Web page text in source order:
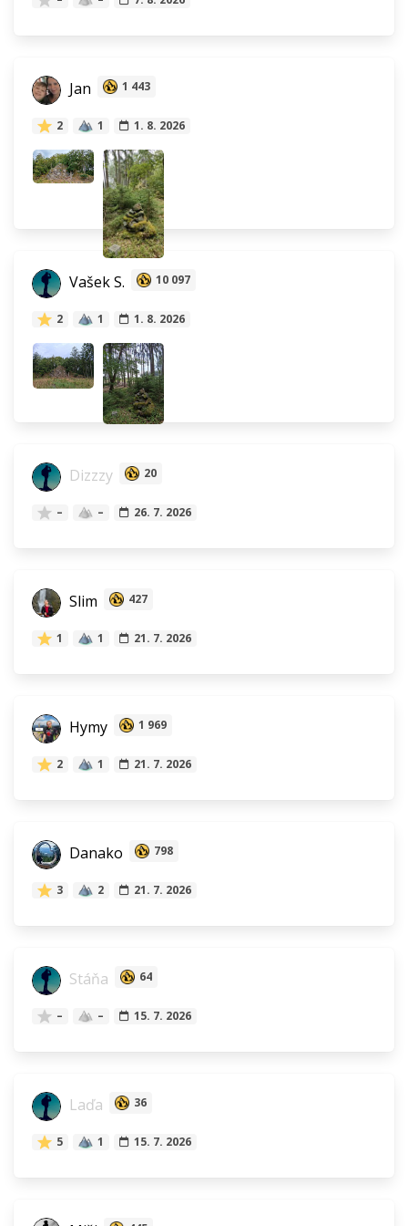
Jan 1 443
2 1 1. 8. 2026
Vašek S. 10 097
2 1 1. 8. 2026
Dizzzy 20
– – 26. 7. 2026
Slim 427
1 1 21. 7. 2026
Hymy 1 969
2 1 21. 7. 2026
Danako 798
3 2 21. 7. 2026
Stáňa 64
– – 15. 7. 2026
Laďa 36
5 1 15. 7. 2026